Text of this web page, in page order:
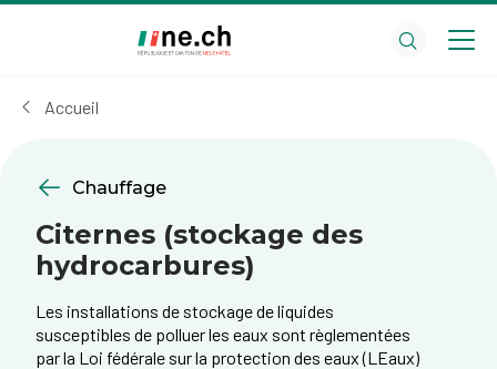
cookies
Accueil
Chauffage
Citernes (stockage des
hydrocarbures)
Les installations de stockage de liquides
susceptibles de polluer les eaux sont règlementées
par la Loi fédérale sur la protection des eaux (LEaux)